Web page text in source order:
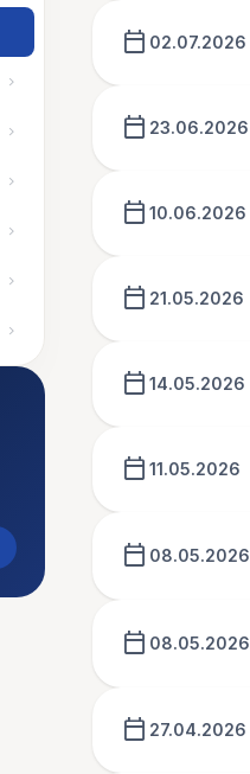
chevron_right
chevron_right
chevron_right
chevron_right
chevron_right
chevron_right
calendar_today 02.07.2026
calendar_today 23.06.2026
calendar_today 10.06.2026
calendar_today 21.05.2026
calendar_today 14.05.2026
calendar_today 11.05.2026
calendar_today 08.05.2026
calendar_today 08.05.2026
calendar_today 27.04.2026